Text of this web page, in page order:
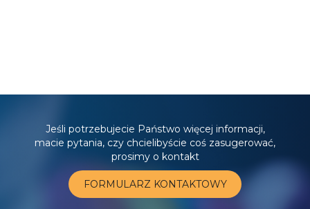
Jeśli potrzebujecie Państwo więcej informacji,
macie pytania, czy chcielibyście coś zasugerować,
prosimy o kontakt
FORMULARZ KONTAKTOWY